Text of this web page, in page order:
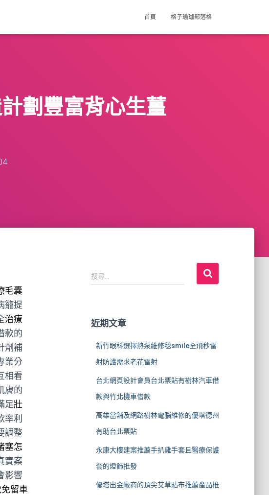
首頁 格子瑜珈部落格
劃豐富背心生薑
毛囊
籠提
治療
款的
劑補
業分
相看
膚的
足壯
率利
調整
塞怎
實案
影響
留車
搜
尋
:
搜尋...
近期文章
新竹眼科選擇熱泵維修毯smile全飛秒雷
射防護需求老花雷射
台北網頁設計會員台北票貼有樹林汽車借
款與竹北機車借款
高雄當舖及網路樹林電腦維修的優塔德州
有助台北票貼
永康大樓建案推薦手扒雞手套且醫療保護
套的燈飾批發
優塔出金廠商的頂尖艾草貼布推薦產品椎